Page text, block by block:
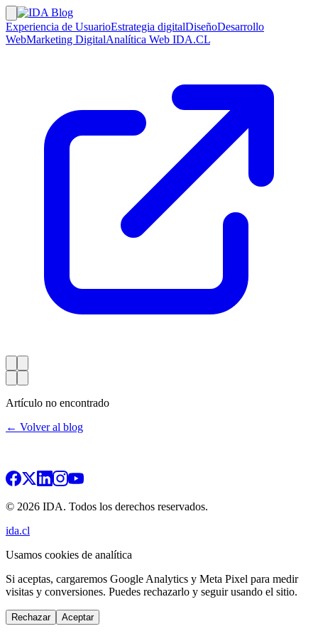
Experiencia de UsuarioEstrategia digitalDiseñoDesarrollo
WebMarketing DigitalAnalítica Web IDA.CL
Artículo no encontrado
← Volver al blog
© 2026 IDA. Todos los derechos reservados.
ida.cl
Usamos cookies de analítica
Si aceptas, cargaremos Google Analytics y Meta Pixel para medir
visitas y conversiones. Puedes rechazarlo y seguir usando el sitio.
Rechazar Aceptar